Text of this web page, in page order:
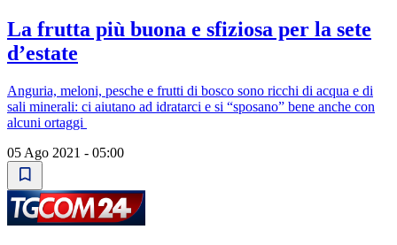
La frutta più buona e sfiziosa per la sete
d’estate
Anguria, meloni, pesche e frutti di bosco sono ricchi di acqua e di
sali minerali: ci aiutano ad idratarci e si “sposano” bene anche con
alcuni ortaggi
05 Ago 2021 - 05:00